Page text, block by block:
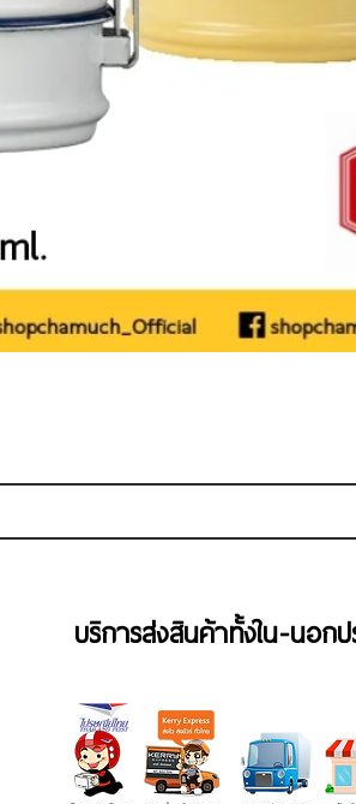
บริการส่งสินค้าทั้งใน-นอกป